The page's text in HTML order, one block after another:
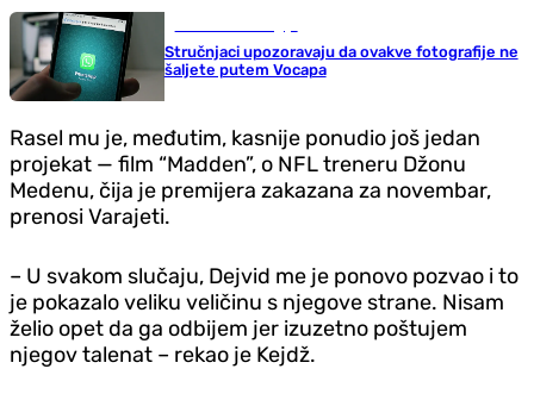
Stručnjaci upozoravaju da ovakve fotografije ne
šaljete putem Vocapa
Rasel mu je, međutim, kasnije ponudio još jedan
projekat — film “Madden”, o NFL treneru Džonu
Medenu, čija je premijera zakazana za novembar,
prenosi Varajeti.
– U svakom slučaju, Dejvid me je ponovo pozvao i to
je pokazalo veliku veličinu s njegove strane. Nisam
želio opet da ga odbijem jer izuzetno poštujem
njegov talenat – rekao je Kejdž.